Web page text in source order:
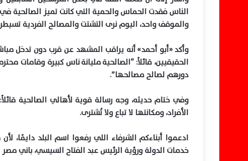
الناس فقدت الحماس والحمية التي كانت تميز الصالحية
والموقف واحد، اليوم نرى التشتت والمصالح الفردية
وأكد«أبو أحمد»أنه يراقب المشهد عن قرب دون تدخل
الحقيقيين، قائلاً: “الصالحية مليانة ناس كبيرة وقامات
دورهم لصالح مصالحها”.
وفي ختام حديثه، وجه رسالة قوية لأهالي الصالحية قائلاً:
الأفراد، ومكانتها لا تباع ولا تُشترى.
ادعموا أبناءكم الشرفاء اللي رفعوا اسم البلد
خدمات الدولة ورؤية الرئيس عبد الفتاح السيسي، باني